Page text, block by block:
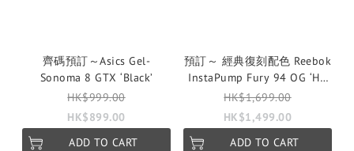
齊碼預訂～Asics Gel-
Sonoma 8 GTX ‘Black’
HK$999.00
HK$899.00
ADD TO CART
預訂～ 經典復刻配色 Reebok
InstaPump Fury 94 OG ‘HK
HANGOVER’
HK$1,699.00
HK$1,499.00
ADD TO CART